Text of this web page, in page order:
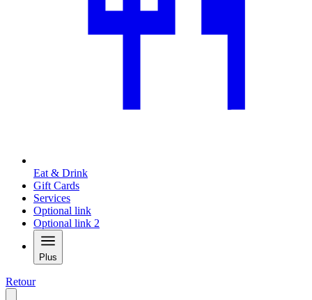
Eat & Drink
Gift Cards
Services
Optional link
Optional link 2
Plus
Retour